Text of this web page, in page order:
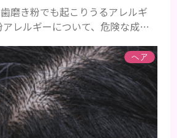
磨き粉でも起こりうるアレルギ
レルギーについて、危険な成分
起こすおそれのある成分 まず、
粉に含まれているどの成分にア
すおそれがあるのかを説明しま
の表面のエナメルを守り強くし
きを持つ成分 •香味料 ･･･歯磨き
ヘア